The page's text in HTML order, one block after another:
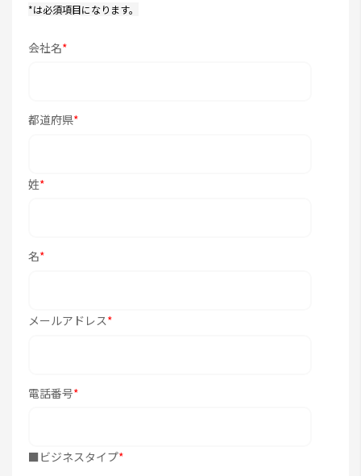
*は必須項目になります。
会社名*
都道府県*
姓*
名*
メールアドレス*
電話番号*
■ビジネスタイプ*